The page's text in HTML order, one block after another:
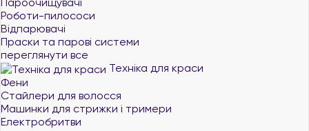
Роботи-пилососи
Відпарювачі
Праски та парові системи
переглянути все
Техніка для краси
Фени
Стайлери для волосся
Машинки для стрижки і тримери
Електробритви